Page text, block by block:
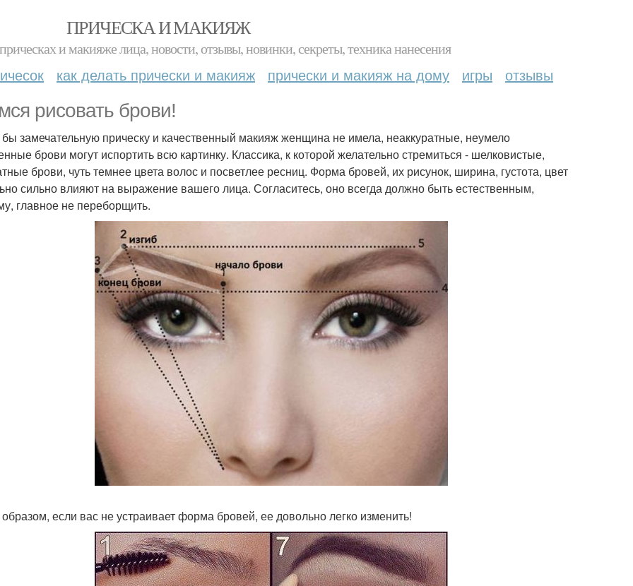
ПРИЧЕСКА И МАКИЯЖ
и макияже лица, новости, отзывы, новинки, секреты, техника нанесения
как делать прически и макияж прически и макияж на дому игры отзывы
рисовать брови!
замечательную прическу и качественный макияж женщина не имела, неаккуратные, неумело
брови могут испортить всю картинку. Классика, к которой желательно стремиться - шелковистые,
брови, чуть темнее цвета волос и посветлее ресниц. Форма бровей, их рисунок, ширина, густота, цвет
сильно влияют на выражение вашего лица. Согласитесь, оно всегда должно быть естественным,
главное не переборщить.
если вас не устраивает форма бровей, ее довольно легко изменить!